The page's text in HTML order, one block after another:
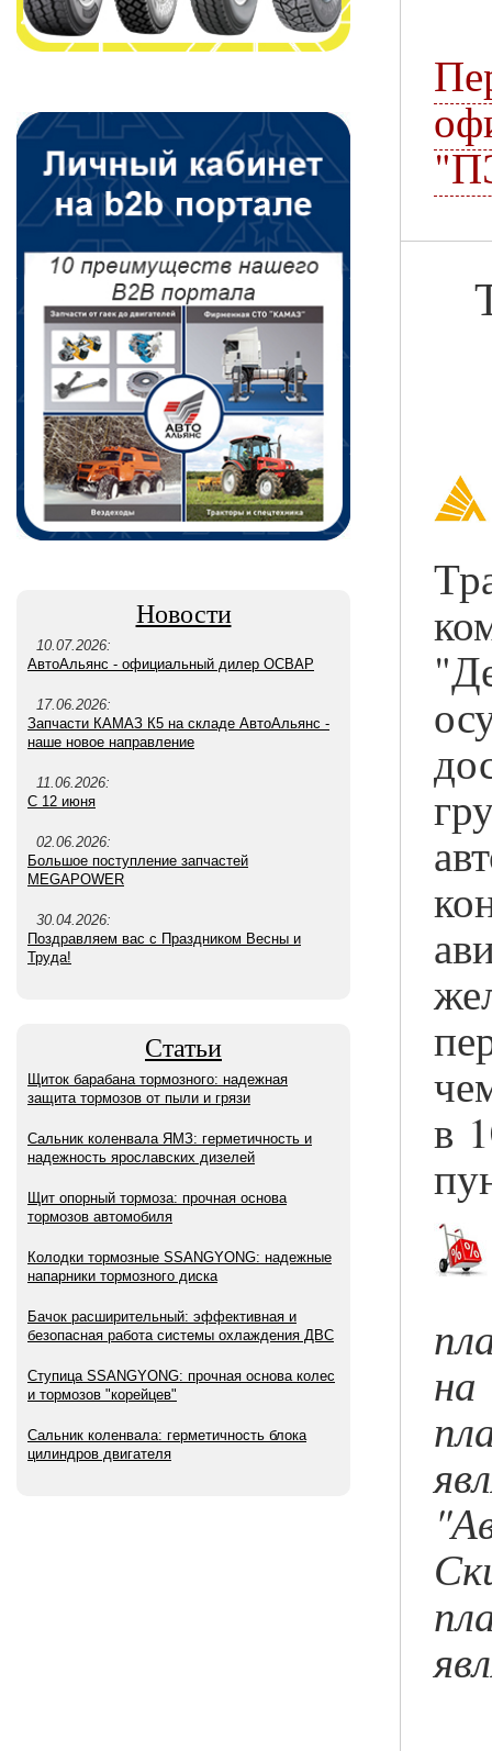
Новости
10.07.2026:
АвтоАльянс - официальный дилер ОСВАР
17.06.2026:
Запчасти КАМАЗ К5 на складе АвтоАльянс -
наше новое направление
11.06.2026:
С 12 июня
02.06.2026:
Большое поступление запчастей
MEGAPOWER
30.04.2026:
Поздравляем вас с Праздником Весны и
Труда!
Статьи
Щиток барабана тормозного: надежная
защита тормозов от пыли и грязи
Сальник коленвала ЯМЗ: герметичность и
надежность ярославских дизелей
Щит опорный тормоза: прочная основа
тормозов автомобиля
Колодки тормозные SSANGYONG: надежные
напарники тормозного диска
Бачок расширительный: эффективная и
безопасная работа системы охлаждения ДВС
Ступица SSANGYONG: прочная основа колес
и тормозов "корейцев"
Сальник коленвала: герметичность блока
цилиндров двигателя
в